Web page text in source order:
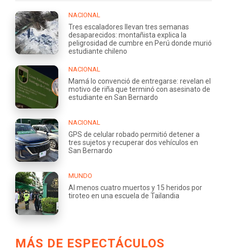
NACIONAL
Tres escaladores llevan tres semanas
desaparecidos: montañista explica la
peligrosidad de cumbre en Perú donde murió
estudiante chileno
NACIONAL
Mamá lo convenció de entregarse: revelan el
motivo de riña que terminó con asesinato de
estudiante en San Bernardo
NACIONAL
GPS de celular robado permitió detener a
tres sujetos y recuperar dos vehículos en
San Bernardo
MUNDO
Al menos cuatro muertos y 15 heridos por
tiroteo en una escuela de Tailandia
MÁS DE ESPECTÁCULOS